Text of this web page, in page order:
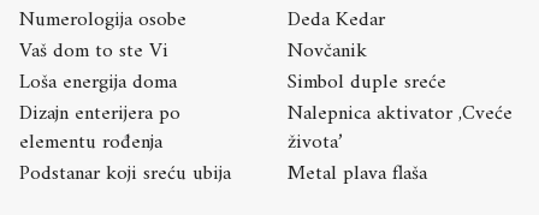
Numerologija osobe
Vaš dom to ste Vi
Loša energija doma
Dizajn enterijera po
elementu rođenja
Podstanar koji sreću ubija
Deda Kedar
Novčanik
Simbol duple sreće
Nalepnica aktivator ,Cveće
života’
Metal plava flaša